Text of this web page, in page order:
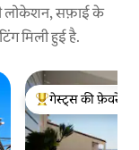
लोकेशन, सफ़ाई के
मिली हुई है.
गेस्ट्स का टॉप फ़ेवरेट
गेस्ट्स की फ़ेवरेट